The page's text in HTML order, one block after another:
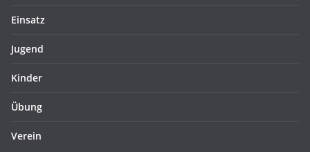
Einsatz
Jugend
Kinder
Übung
Verein